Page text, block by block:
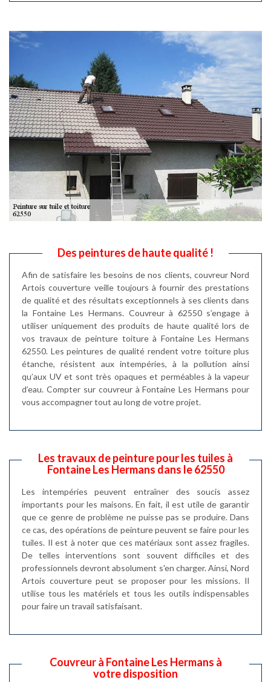
Des peintures de haute qualité !
Afin de satisfaire les besoins de nos clients, couvreur Nord
Artois couverture veille toujours à fournir des prestations
de qualité et des résultats exceptionnels à ses clients dans
la Fontaine Les Hermans. Couvreur à 62550 s’engage à
utiliser uniquement des produits de haute qualité lors de
vos travaux de peinture toiture à Fontaine Les Hermans
62550. Les peintures de qualité rendent votre toiture plus
étanche, résistent aux intempéries, à la pollution ainsi
qu’aux UV et sont très opaques et perméables à la vapeur
d’eau. Compter sur couvreur à Fontaine Les Hermans pour
vous accompagner tout au long de votre projet.
Les travaux de peinture pour les tuiles à
Fontaine Les Hermans dans le 62550
Les intempéries peuvent entraîner des soucis assez
importants pour les maisons. En fait, il est utile de garantir
que ce genre de problème ne puisse pas se produire. Dans
ce cas, des opérations de peinture peuvent se faire pour les
tuiles. Il est à noter que ces matériaux sont assez fragiles.
De telles interventions sont souvent difficiles et des
professionnels devront absolument s'en charger. Ainsi, Nord
Artois couverture peut se proposer pour les missions. Il
utilise tous les matériels et tous les outils indispensables
pour faire un travail satisfaisant.
Couvreur à Fontaine Les Hermans à
votre disposition